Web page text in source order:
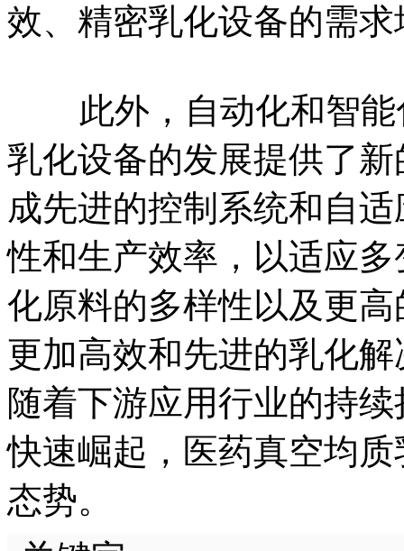
效、精密乳化设备的需求
此外，自动化和智能
乳化设备的发展提供了
成先进的控制系统和自
性和生产效率，以适应
化原料的多样性以及更
更加高效和先进的乳化
随着下游应用行业的持
快速崛起，医药真空均
态势。